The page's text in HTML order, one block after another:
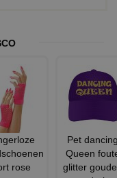
rose
Pet
Queen
glitter